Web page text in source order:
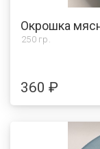
Окрошка
250 гр.
360 ₽